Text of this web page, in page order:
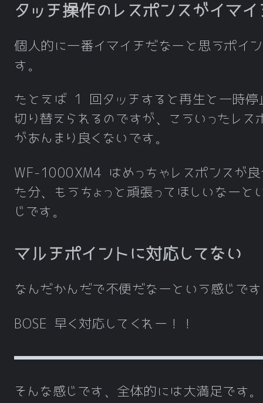
タッチ操作のレスポンスがイマイ
個人的に一番イマイチだなーと思うポイ
す。
たとえば 1 回タッチすると再生と一時停
切り替えられるのですが、こういったレス
があんまり良くないです。
WF-1000XM4 はめっちゃレスポンスが良
た分、もうちょっと頑張ってほしいなーと
じです。
マルチポイントに対応してない
なんだかんだで不便だなーという感じで
BOSE 早く対応してくれー！！
そんな感じです、全体的には大満足です。